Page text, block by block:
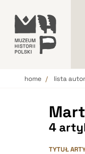
home lista
4
TYTUŁ